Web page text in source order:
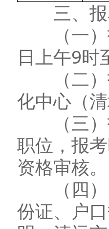
三、报
（一）
日上午9时
（二）
化中心（
（三）
职位，报
资格审核。
（四）
份证、户